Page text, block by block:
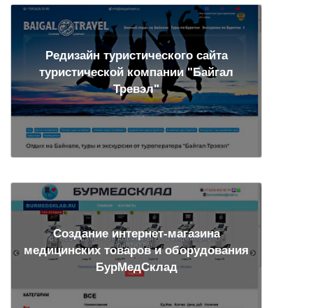
Редизайн туристического сайта
туристической компании "Байгал
Тревэл"
Создание интернет-магазина
медицинских товаров и оборудования
БурМедСклад